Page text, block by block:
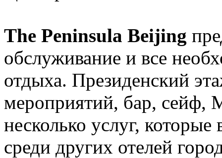
The Peninsula Beijing
обслуживание и все
отдыха. Президенский
мероприятий, бар, сейф,
несколько услуг,
среди других отелей